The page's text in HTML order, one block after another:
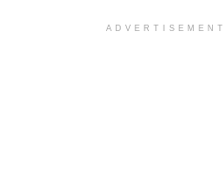
ADVERTISEMENT